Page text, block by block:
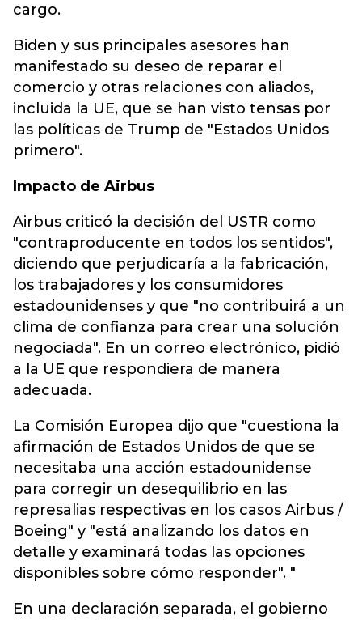
cargo.
Biden y sus principales asesores han
manifestado su deseo de reparar el
comercio y otras relaciones con aliados,
incluida la UE, que se han visto tensas por
las políticas de Trump de "Estados Unidos
primero".
Impacto de Airbus
Airbus criticó la decisión del USTR como
"contraproducente en todos los sentidos",
diciendo que perjudicaría a la fabricación,
los trabajadores y los consumidores
estadounidenses y que "no contribuirá a un
clima de confianza para crear una solución
negociada". En un correo electrónico, pidió
a la UE que respondiera de manera
adecuada.
La Comisión Europea dijo que "cuestiona la
afirmación de Estados Unidos de que se
necesitaba una acción estadounidense
para corregir un desequilibrio en las
represalias respectivas en los casos Airbus /
Boeing" y "está analizando los datos en
detalle y examinará todas las opciones
disponibles sobre cómo responder". "
En una declaración separada, el gobierno